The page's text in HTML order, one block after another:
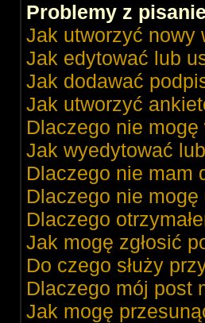
Problemy z
Jak utworzyć nowy
Jak edytować lub
Jak dodawać
Jak utworzyć
Dlaczego nie
Jak wyedytować
Dlaczego nie mam
Dlaczego nie mogę
Dlaczego
Jak mogę zgłosić
Do czego służy
Dlaczego mój post
Jak mogę